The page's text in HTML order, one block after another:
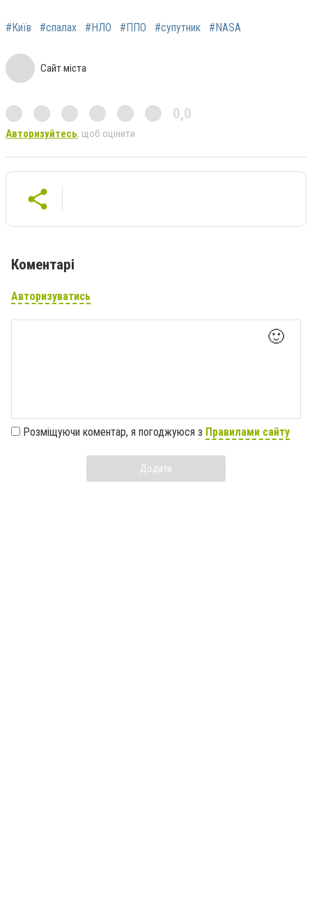
#Київ #спалах #НЛО #ППО #супутник #NASA
Сайт міста
0,0
Авторизуйтесь, щоб оцінити
Коментарі
Авторизуватись
🙂
Розміщуючи коментар, я погоджуюся з Правилами сайту
Додати